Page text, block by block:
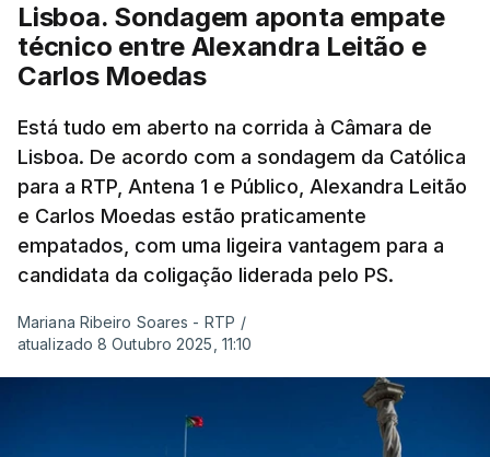
Lisboa. Sondagem aponta empate
técnico entre Alexandra Leitão e
Carlos Moedas
Está tudo em aberto na corrida à Câmara de
Lisboa. De acordo com a sondagem da Católica
para a RTP, Antena 1 e Público, Alexandra Leitão
e Carlos Moedas estão praticamente
empatados, com uma ligeira vantagem para a
candidata da coligação liderada pelo PS.
Mariana Ribeiro Soares - RTP /
atualizado 8 Outubro 2025, 11:10